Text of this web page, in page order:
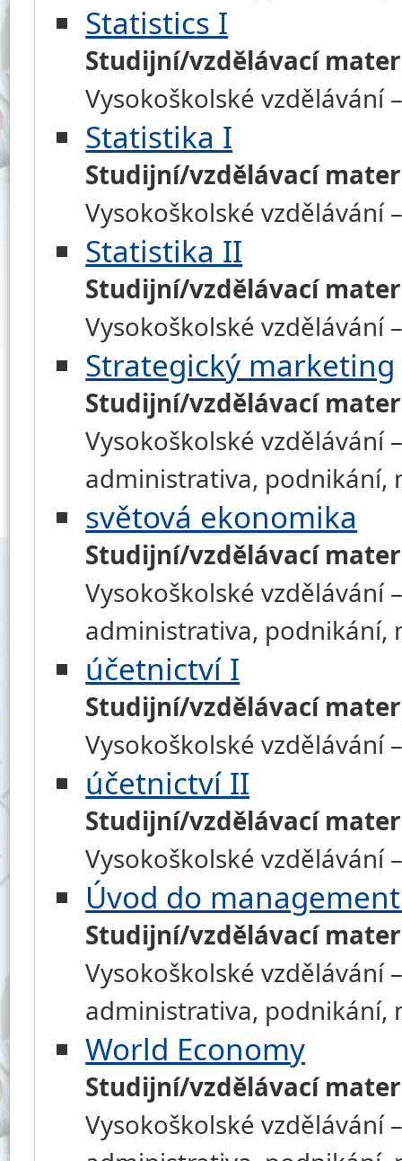
Statistics I
Studijní/vzdělávací
Vysokoškolské vzdělávání
Statistika I
Studijní/vzdělávací
Vysokoškolské vzdělávání
Statistika II
Studijní/vzdělávací
Vysokoškolské vzdělávání
Strategický marketing
Studijní/vzdělávací
Vysokoškolské vzdělávání
administrativa,
světová ekonomika
Studijní/vzdělávací
Vysokoškolské vzdělávání
administrativa,
účetnictví I
Studijní/vzdělávací
Vysokoškolské vzdělávání
účetnictví II
Studijní/vzdělávací
Vysokoškolské vzdělávání
Úvod do
Studijní/vzdělávací
Vysokoškolské vzdělávání
administrativa,
World Economy
Studijní/vzdělávací
Vysokoškolské vzdělávání